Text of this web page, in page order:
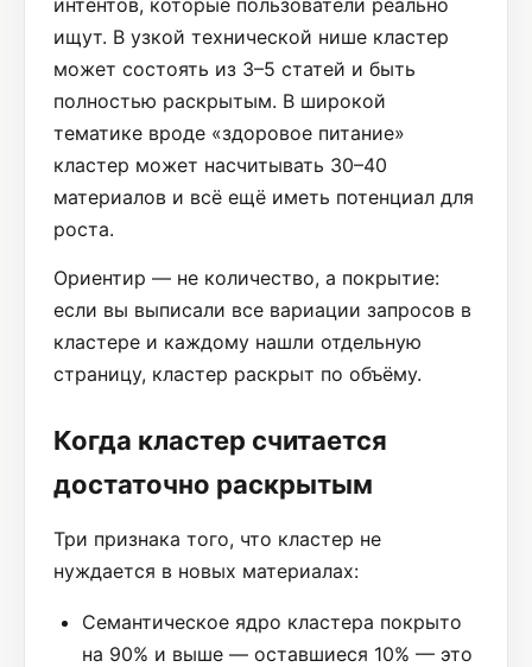
ищут. В узкой технической нише кластер
может состоять из 3–5 статей и быть
полностью раскрытым. В широкой
тематике вроде «здоровое питание»
кластер может насчитывать 30–40
материалов и всё ещё иметь потенциал для
роста.
Ориентир — не количество, а покрытие:
если вы выписали все вариации запросов в
кластере и каждому нашли отдельную
страницу, кластер раскрыт по объёму.
Когда кластер считается
достаточно раскрытым
Три признака того, что кластер не
нуждается в новых материалах:
Семантическое ядро кластера покрыто
на 90% и выше — оставшиеся 10% — это